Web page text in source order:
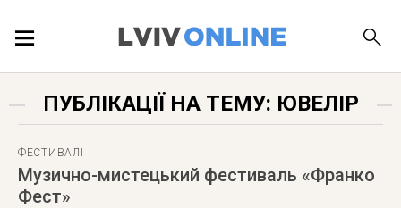
ЛОКАЦІЇ
ПУБЛІКАЦІЇ НА ТЕМУ: ЮВЕЛІР
ФЕСТИВАЛІ
Музично-мистецький фестиваль «Франко
Фест»